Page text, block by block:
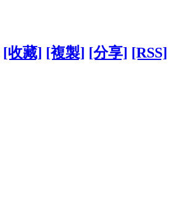
[收藏] [複製] [分享] [RSS]